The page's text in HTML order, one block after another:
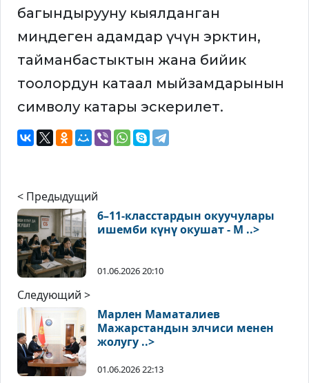
багындырууну кыялданган
миңдеген адамдар үчүн эрктин,
тайманбастыктын жана бийик
тоолордун катаал мыйзамдарынын
символу катары эскерилет.
< Предыдущий
6–11-класстардын окуучулары
ишемби күнү окушат - М ..>
01.06.2026 20:10
Следующий >
Марлен Маматалиев
Мажарстандын элчиси менен
жолугу ..>
01.06.2026 22:13